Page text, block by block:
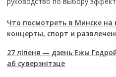
Что посмотреть в Минске
концерты, спорт и
27 ліпеня — дзень Ежы
аб суверэнітэце